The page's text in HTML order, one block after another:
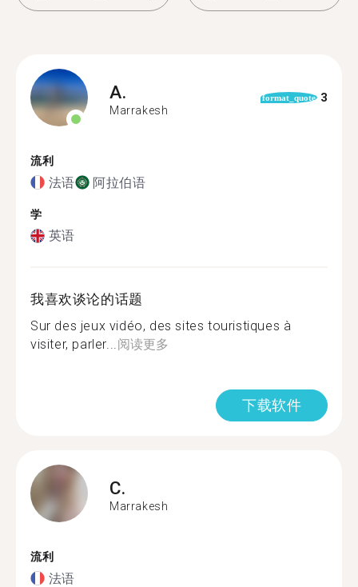
A.
Marrakesh
format_quote 3
流利
法语 阿拉伯语
学
英语
我喜欢谈论的话题
Sur des jeux vidéo, des sites touristiques à
visiter, parler...阅读更多
下载软件
C.
Marrakesh
流利
法语